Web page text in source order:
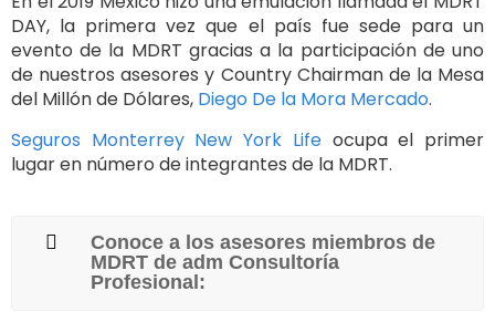
DAY, la primera vez que el país fue sede para un
evento de la MDRT gracias a la participación de uno
de nuestros asesores y Country Chairman de la Mesa
del Millón de Dólares, Diego De la Mora Mercado.
Seguros Monterrey New York Lifeocupa el primer
lugar en número de integrantes de la MDRT.
Conoce a los asesores miembros de
MDRT de adm Consultoría
Profesional: